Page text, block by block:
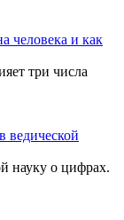
человека и как
три числа
ведической
науку о цифрах.